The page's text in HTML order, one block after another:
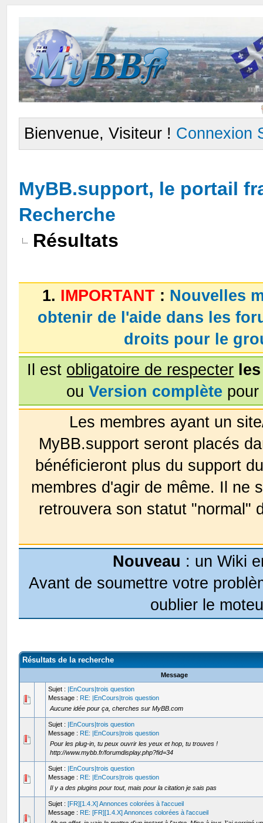
Bienvenue, Visiteur ! Connexion
MyBB.support, le portail
Recherche
Résultats
1. IMPORTANT : Nouvelles
obtenir de l'aide dans les
droits pour le
Il est obligatoire de respecter
ouVersion complète
Les membres ayant un
MyBB.support seront placés
bénéficieront plus du support
membres d'agir de même. Il ne
retrouvera son statut "normal"
Nouveau : un Wiki
Avant de soumettre votre
oublier le
Résultats de la recherche
Message
Sujet : |EnCours|trois question
Message : RE: |EnCours|trois question
Aucune idée pour ça, cherches sur MyBB.com
Sujet : |EnCours|trois question
Message : RE: |EnCours|trois question
Pour les plug-in, tu peux ouvrir les yeux et hop, tu trouves !
http://www.mybb.fr/forumdisplay.php?fid=34
Sujet : |EnCours|trois question
Message : RE: |EnCours|trois question
Il y a des plugins pour tout, mais pour la citation je sais pas
Sujet :[FR][1.4.X] Annonces colorées à l'accueil
Message : RE: [FR][1.4.X] Annonces colorées à l'accueil